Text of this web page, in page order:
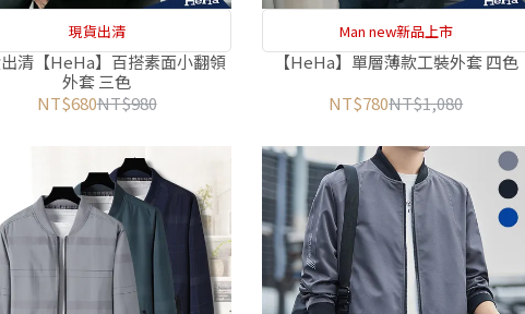
現貨出清
清【HeHa】百搭素面小翻領
外套 三色
NT$680NT$980
Man new新品上市
【HeHa】單層薄款工裝外套 四色
NT$780NT$1,080